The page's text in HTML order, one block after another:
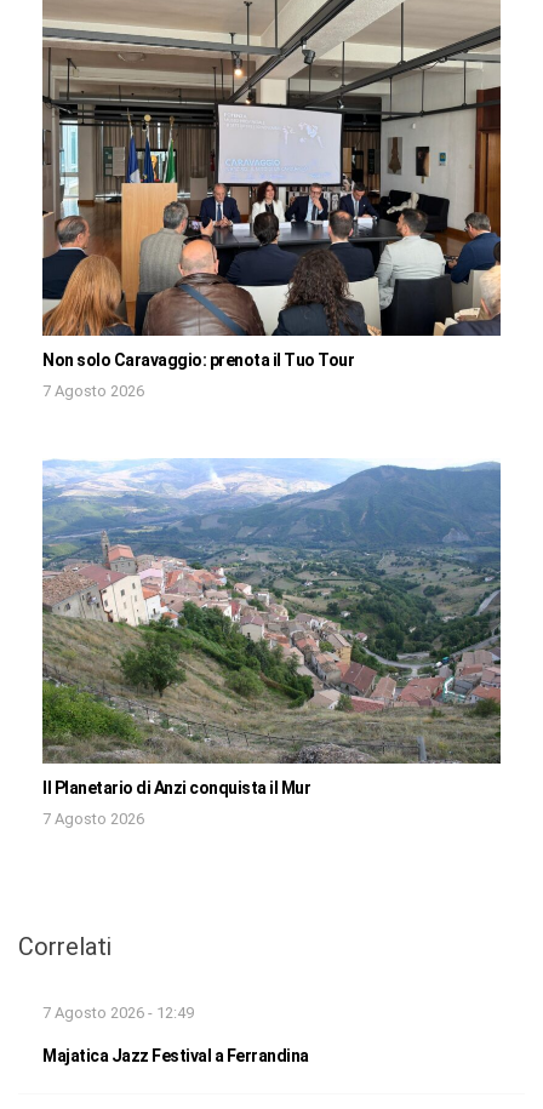
Non solo Caravaggio: prenota il Tuo Tour
7 Agosto 2026
Il Planetario di Anzi conquista il Mur
7 Agosto 2026
Correlati
7 Agosto 2026 - 12:49
Majatica Jazz Festival a Ferrandina